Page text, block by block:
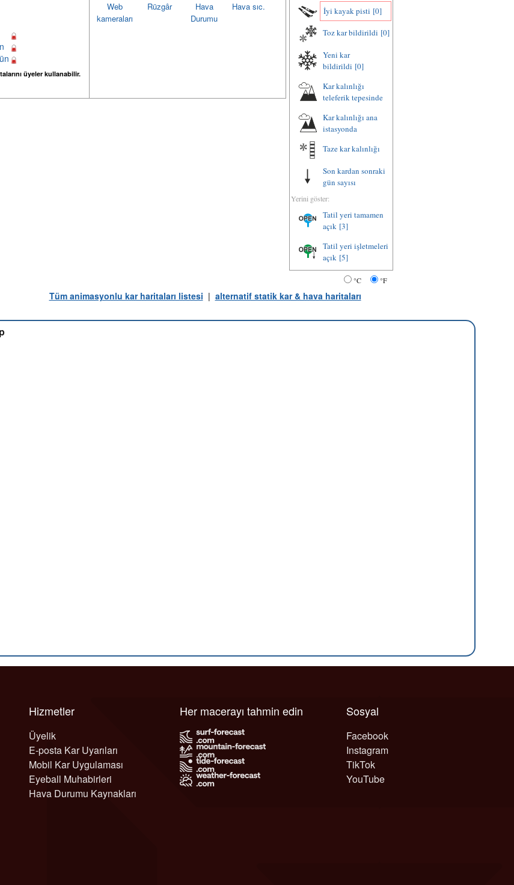
üyeler kullanabilir.
Hava sıc.
Hava
Durumu
Rüzgâr
Web
kameraları
İyi kayak pisti [0]
Toz kar bildirildi [0]
Yeni kar
bildirildi [0]
Kar kalınlığı
teleferik tepesinde
Kar kalınlığı ana
istasyonda
Taze kar kalınlığı
Son kardan sonraki
gün sayısı
Yerini göster:
Tatil yeri tamamen
açık [3]
Tatil yeri işletmeleri
açık [5]
°C °F
Tüm animasyonlu kar haritaları listesi | alternatif statik kar & hava haritaları
Hizmetler
Üyelik
E-posta Kar Uyarıları
Mobil Kar Uygulaması
Eyeball Muhabirleri
Hava Durumu Kaynakları
Sosyal
Facebook
Instagram
TikTok
YouTube
Her macerayı tahmin edin